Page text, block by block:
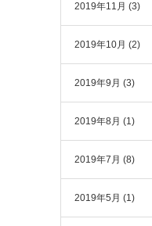
2019年11月 (3)
2019年10月 (2)
2019年9月 (3)
2019年8月 (1)
2019年7月 (8)
2019年5月 (1)